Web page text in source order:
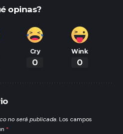
opinas?
Cry
0
Wink
0
no será publicada. Los campos
*